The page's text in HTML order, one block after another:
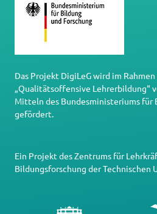
Das Projekt DigiLeG wird im
„Qualitätsoffensive Lehrerbildung“
Mitteln des Bundesministeriums für
gefördert.
Ein Projekt desZentrums für
Bildungsforschung derTechnischen